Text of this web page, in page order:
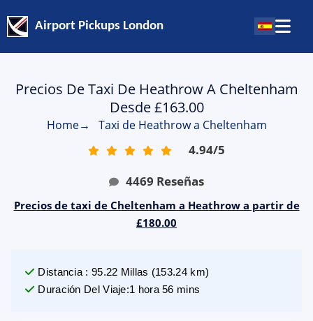
Airport Pickups London
Precios De Taxi De Heathrow A Cheltenham
Desde £163.00
Home→ Taxi de Heathrow a Cheltenham
4.94/5
4469 Reseñas
Precios de taxi de Cheltenham a Heathrow a partir de
£180.00
Distancia : 95.22 Millas (153.24km)
Duración Del Viaje:1 hora 56 mins